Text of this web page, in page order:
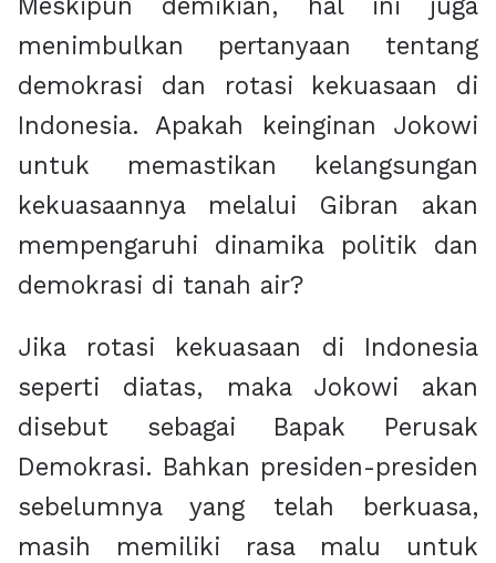
menimbulkan pertanyaan tentang
demokrasi dan rotasi kekuasaan di
Indonesia. Apakah keinginan Jokowi
untuk memastikan kelangsungan
kekuasaannya melalui Gibran akan
mempengaruhi dinamika politik dan
demokrasi di tanah air?
Jika rotasi kekuasaan di Indonesia
seperti diatas, maka Jokowi akan
disebut sebagai Bapak Perusak
Demokrasi. Bahkan presiden-presiden
sebelumnya yang telah berkuasa,
masih memiliki rasa malu untuk